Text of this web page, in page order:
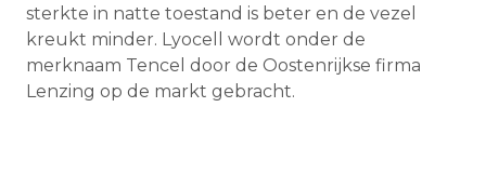
sterkte in natte toestand is beter en de vezel
kreukt minder. Lyocell wordt onder de
merknaam Tencel door de Oostenrijkse firma
Lenzing op de markt gebracht.